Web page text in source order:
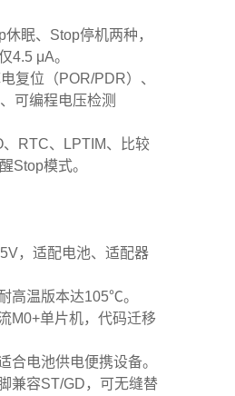
眠、Stop停机两种，
4.5 μA。
复位（POR/PDR）、
可编程电压检测
RTC、LPTIM、比较
Stop模式。
，适配电池、适配器
高温版本达105℃。
M0+单片机，代码迁移
合电池供电便携设备。
兼容ST/GD，可无缝替